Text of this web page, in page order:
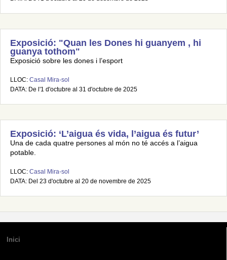
Exposició: "Quan les Dones hi guanyem , hi
guanya tothom"
Exposició sobre les dones i l’esport
LLOC: Casal Mira-sol
DATA: De l'1 d'octubre al 31 d'octubre de 2025
Exposició: ‘L’aigua és vida, l’aigua és futur’
Una de cada quatre persones al món no té accés a l’aigua
potable.
LLOC: Casal Mira-sol
DATA: Del 23 d'octubre al 20 de novembre de 2025
Inici